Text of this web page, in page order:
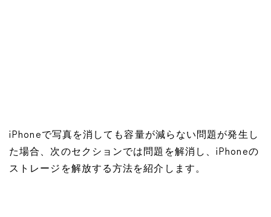
iPhoneで写真を消しても容量が減らない問題が発生し
た場合、次のセクションでは問題を解消し、iPhoneの
ストレージを解放する方法を紹介します。